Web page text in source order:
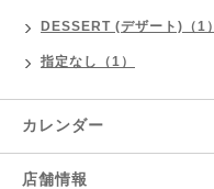
DESSERT (デザート)（1）
指定なし（1）
カレンダー
店舗情報